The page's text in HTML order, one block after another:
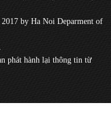
by Ha Noi Deparment of
phát hành lại thông tin từ